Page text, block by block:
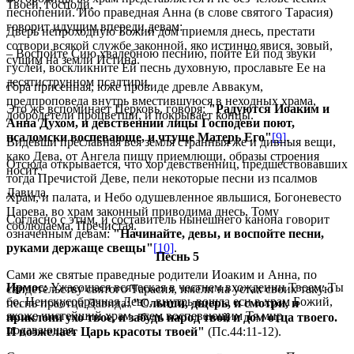
песнопений. Ибо праведная Анна (в слове святого Тарасия)
говорит идущим впереди девам:
– Воспойте Сию хвалебною песнию, пойте Ей под звуки
гуслей, воскликните Ей песнь духовную, прославьте Ее на
десятиструнном псалтири.
Это же вспоминает Церковь, говоря:"Радуются Иоаким и
Анна Духом, и девственнии лицы Господеви поют,
псаломски воспевающе, и чтуще Матерь Его"[9].
Отсюда открывается, что хор девственниц, предшествовавших
тогда Пречистой Деве, пели некоторые песни из псалмов
Давида.
Согласно с этим, и составитель нынешнего канона говорит
означенным девам:"Начинайте, девы, и воспойте песни,
руками держаще свещы"[10].
Сами же святые праведные родители Иоаким и Анна, по
свидетельству святого Тарасия, имели на устах своих такую
песнь праотца Давида:"Слыши, дщерь, и смотри, и
приклони ухо твое, и забудь народ твой и дом отца твоего.
И возжелает Царь красоты твоей" (Пс.44:11-12).
Твоей, Господи.
Дверь непроходную Божий дом приемля днесь, престати
сотвори всякой службе законной, яко истинно явися, зовый,
сущим на земли Истина.
Гора присенная, юже провиде древле Аввакум,
предпроповеда внутрь вместившуюся в неходных храма,
добродетели процветши, и покрывает концы.
Видевши преславная вся земля странныя же и дивныя вещи,
како Дева, от Ангела пищу приемлющи, образы строения
носит.
Храм, и палата, и Небо одушевленное явльшися, Богоневесто
Царева, во храм законный приводима днесь, Тому
соблюдаема, Пречистая.
Песнь 5
Ирмос:Ужасошася всяческая в честнем вхождении Твоем: Ты
бо, Неискусобрачная Дево, внутрь вошла еси в храм Божий,
якоже чистейший храм, всем воспевающим Тя мир
подавающая.